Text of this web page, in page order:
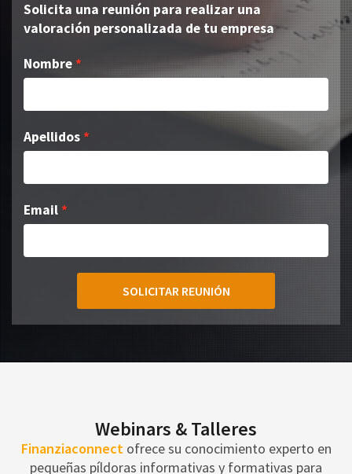
Solicita una reunión para realizar una
valoración personalizada de tu empresa
Nombre
Apellidos
Email
SOLICITAR REUNIÓN
Webinars & Talleres
Finanziaconnectofrece su conocimiento experto en
pequeñas píldoras informativas y formativas para